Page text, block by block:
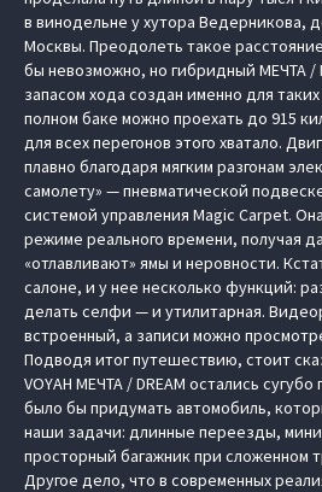
в винодельне у хутора Ведерникова,
Москвы. Преодолеть такое
бы невозможно, но гибридный МЕЧТА /
запасом хода создан именно для
полном баке можно проехать до 915
для всех перегонов этого хватало.
плавно благодаря мягким разгонам
самолету» — пневматической
системой управления Magic Carpet.
режиме реального времени, получая
«отлавливают» ямы и неровности.
салоне, и у нее несколько функций:
делать селфи — и утилитарная.
встроенный, а записи можно
Подводя итог путешествию, стоит
VOYAH МЕЧТА / DREAM остались
было бы придумать автомобиль,
наши задачи: длинные переезды,
просторный багажник при сложенном
Другое дело, что в современных